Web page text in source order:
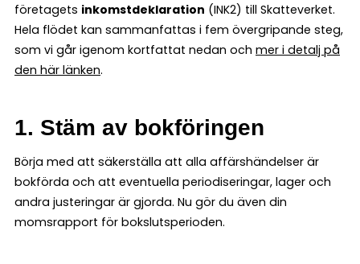
företagets inkomstdeklaration (INK2) till Skatteverket.
Hela flödet kan sammanfattas i fem övergripande steg,
som vi går igenom kortfattat nedan och mer i detalj på
den här länken.
1. Stäm av bokföringen
Börja med att säkerställa att alla affärshändelser är
bokförda och att eventuella periodiseringar, lager och
andra justeringar är gjorda. Nu gör du även din
momsrapport för bokslutsperioden.